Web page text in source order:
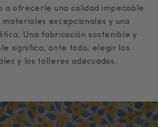
a ofrecerle una calidad impecable
materiales excepcionales y una
Una fabricación sostenible y
significa, ante todo, elegir los
y los talleres adecuados.